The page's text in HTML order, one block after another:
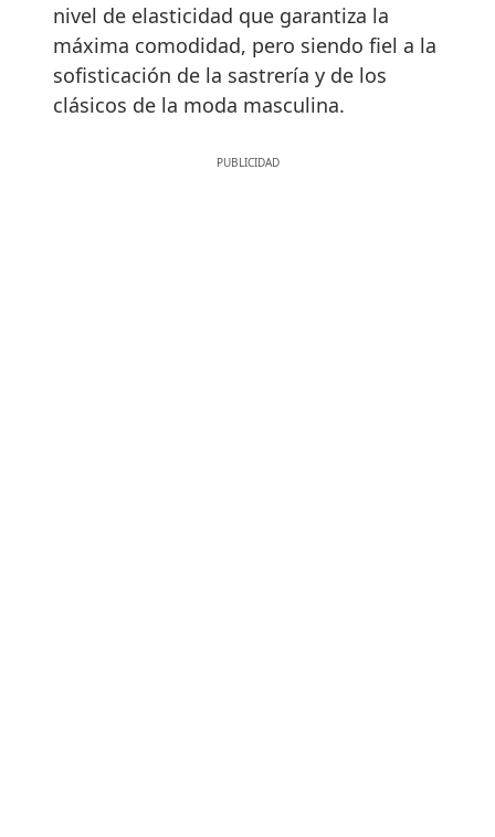
nivel de elasticidad que garantiza la
máxima comodidad, pero siendo fiel a la
sofisticación de la sastrería y de los
clásicos de la moda masculina.